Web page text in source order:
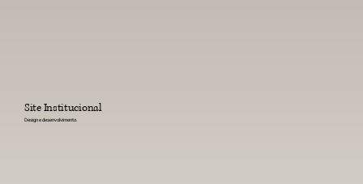
Site Institucional
Design e desenvolvimento.